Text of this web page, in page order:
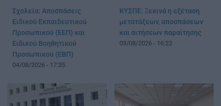
Σχολεία: Αποσπάσεις
Ειδικού Εκπαιδευτικού
Προσωπικού (ΕΕΠ) και
Ειδικού Βοηθητικού
Προσωπικού (ΕΒΠ)
04/08/2026 - 17:35
ΚΥΣΠΕ: Ξεκινά η εξέταση
μετατάξεων, αποσπάσεων
και αιτήσεων παραίτησης
03/08/2026 - 16:22